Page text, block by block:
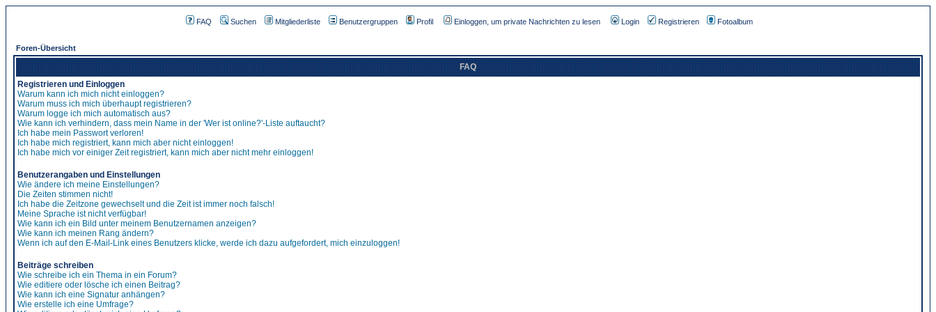
FAQ Suchen Mitgliederliste Benutzergruppen Profil Einloggen, um private Nachrichten zu lesen Login Registrieren Fotoalbum
Foren-Übersicht
FAQ
Registrieren und Einloggen
Warum kann ich mich nicht einloggen?
Warum muss ich mich überhaupt registrieren?
Warum logge ich mich automatisch aus?
Wie kann ich verhindern, dass mein Name in der 'Wer ist online?'-Liste auftaucht?
Ich habe mein Passwort verloren!
Ich habe mich registriert, kann mich aber nicht einloggen!
Ich habe mich vor einiger Zeit registriert, kann mich aber nicht mehr einloggen!
Benutzerangaben und Einstellungen
Wie ändere ich meine Einstellungen?
Die Zeiten stimmen nicht!
Ich habe die Zeitzone gewechselt und die Zeit ist immer noch falsch!
Meine Sprache ist nicht verfügbar!
Wie kann ich ein Bild unter meinem Benutzernamen anzeigen?
Wie kann ich meinen Rang ändern?
Wenn ich auf den E-Mail-Link eines Benutzers klicke, werde ich dazu aufgefordert, mich einzuloggen!
Beiträge schreiben
Wie schreibe ich ein Thema in ein Forum?
Wie editiere oder lösche ich einen Beitrag?
Wie kann ich eine Signatur anhängen?
Wie erstelle ich eine Umfrage?